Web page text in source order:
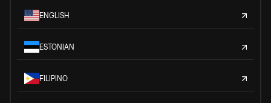
ENGLISH
ESTONIAN
FILIPINO